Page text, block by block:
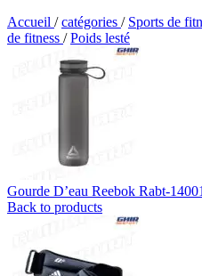
Accueil / catégories / Sports de
de fitness / Poids lesté
Gourde D’eau Reebok Rabt-
Back to products